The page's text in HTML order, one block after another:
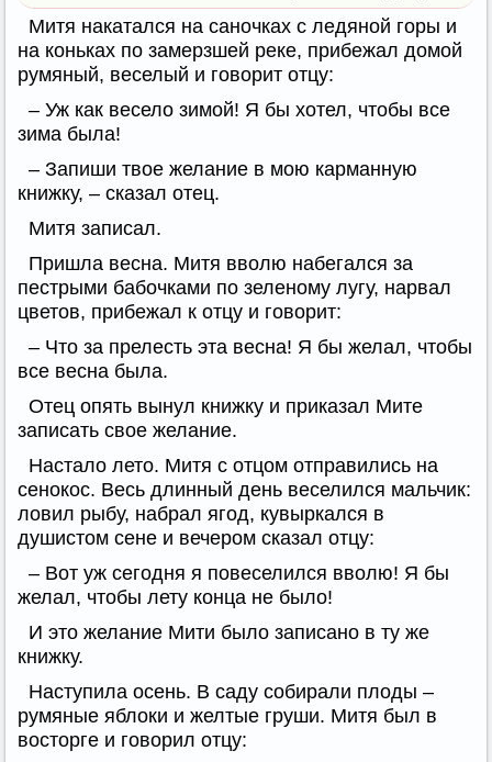
Митя накатался на саночках с ледяной горы и
на коньках по замерзшей реке, прибежал домой
румяный, веселый и говорит отцу:
– Уж как весело зимой! Я бы хотел, чтобы все
зима была!
– Запиши твое желание в мою карманную
книжку, – сказал отец.
Митя записал.
Пришла весна. Митя вволю набегался за
пестрыми бабочками по зеленому лугу, нарвал
цветов, прибежал к отцу и говорит:
– Что за прелесть эта весна! Я бы желал, чтобы
все весна была.
Отец опять вынул книжку и приказал Мите
записать свое желание.
Настало лето. Митя с отцом отправились на
сенокос. Весь длинный день веселился мальчик:
ловил рыбу, набрал ягод, кувыркался в
душистом сене и вечером сказал отцу:
– Вот уж сегодня я повеселился вволю! Я бы
желал, чтобы лету конца не было!
И это желание Мити было записано в ту же
книжку.
Наступила осень. В саду собирали плоды –
румяные яблоки и желтые груши. Митя был в
восторге и говорил отцу: